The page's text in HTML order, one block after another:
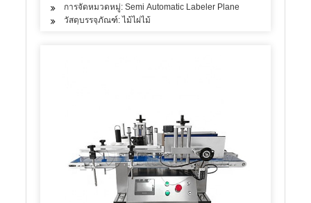
การจัดหมวดหมู่: Semi Automatic Labeler Plane
วัสดุบรรจุภัณฑ์: ไม้ไผ่ไม้